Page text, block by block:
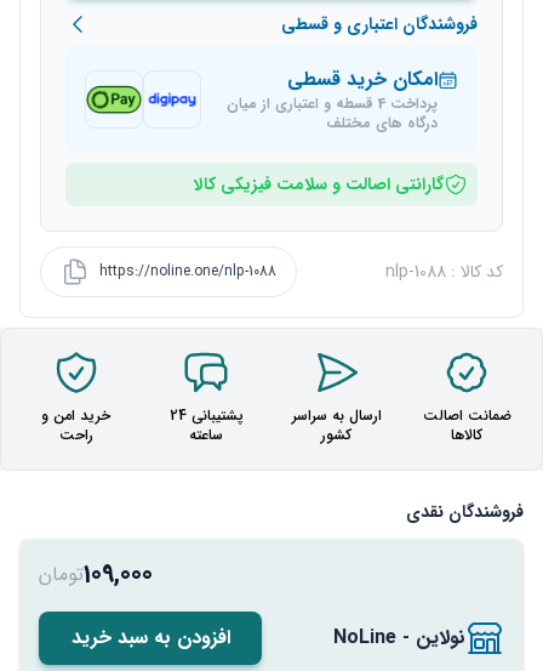
فروشندگان اعتباری و قسطی
امکان خرید قسطی
پرداخت 4 قسطه و اعتباری از میان
درگاه های مختلف
گارانتی اصالت و سلامت فیزیکی کالا
کد کالا : nlp-1088 https://noline.one/nlp-1088
ضمانت اصالت
کالاها
ارسال به سراسر
کشور
پشتیبانی 24
ساعته
خرید امن و
راحت
فروشندگان نقدی
نولاین - NoLine
109,000تومان
افزودن به سبد خرید